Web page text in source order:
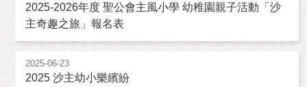
2025-2026年度 聖公會主風小學 幼稚園親子活動「沙
主奇趣之旅」報名表
2025-06-23
2025 沙主幼小樂繽紛